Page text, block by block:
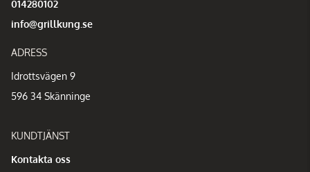
014280102
info@grillkung.se
ADRESS
Idrottsvägen 9
596 34 Skänninge
KUNDTJÄNST
Kontakta oss